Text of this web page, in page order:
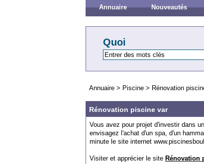
Annuaire Nouveautés
Quoi
Annuaire > Piscine > Rénovation
Rénovation piscine var
Vous avez pour projet d'investir dans
envisagez l'achat d'un spa, d'un
minute le site internet
Visiter et apprécier le site Rénovation